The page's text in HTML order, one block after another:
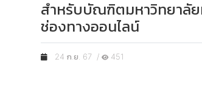
สำหรับบัณฑิตมหาวิทยาลั
ช่องทางออนไลน์
24 ก.ย. 67 / 451